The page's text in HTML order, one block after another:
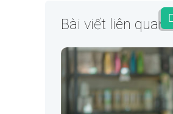
Bài viết liên quan